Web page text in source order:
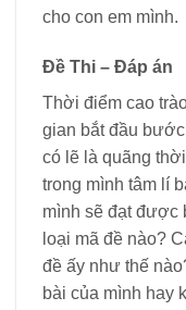
cho con em mình.
Đề Thi – Đáp án
Thời điểm cao
gian bắt đầu
có lẽ là quãng
trong mình tâm lí
mình sẽ đạt được
loại mã đề nào?
đề ấy như thế
bài của mình hay